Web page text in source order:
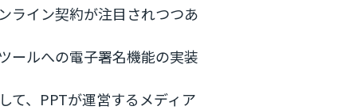
ライン契約が注目されつつあ
ールへの電子署名機能の実装
て、PPTが運営するメディア